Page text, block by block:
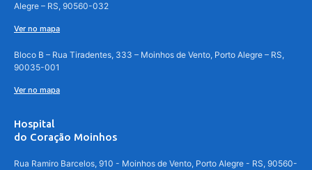
Alegre – RS, 90560-032
Ver no mapa
Bloco B – Rua Tiradentes, 333 – Moinhos de Vento, Porto Alegre – RS,
90035-001
Ver no mapa
Hospital
do Coração Moinhos
Rua Ramiro Barcelos, 910 - Moinhos de Vento, Porto Alegre - RS, 90560-